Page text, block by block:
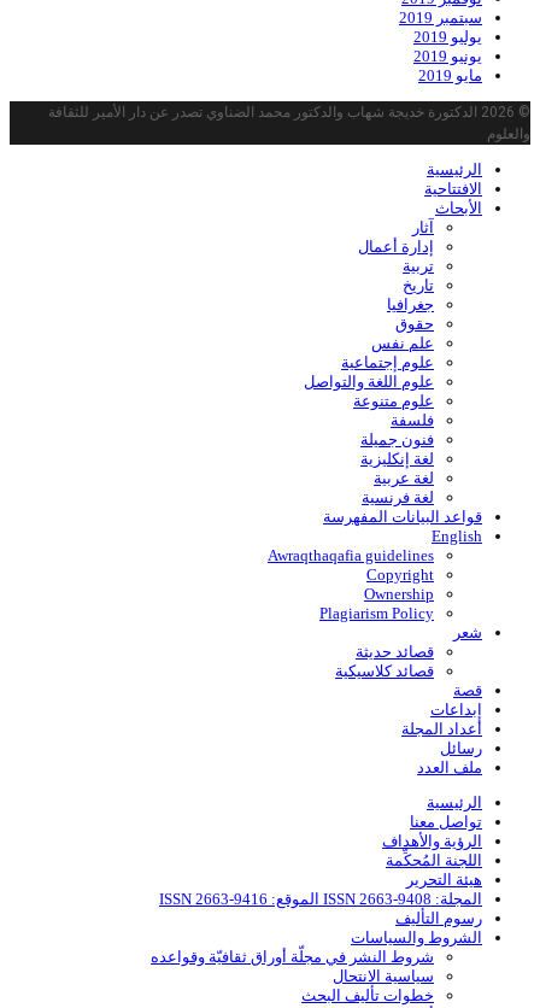
سبتمبر 2019
يوليو 2019
يونيو 2019
مايو 2019
© 2026 الدكتورة خديجة شهاب والدكتور محمد الضناوي تصدر عن دار الأمير للثقافة
والعلوم
الرئيسية
الافتتاحية
الأبحاث
آثار
إدارة أعمال
تربية
تاريخ
جغرافيا
حقوق
علم نفس
علوم إجتماعية
علوم اللغة والتواصل
علوم متنوعة
فلسفة
فنون جميلة
لغة إنكليزية
لغة عربية
لغة فرنسية
قواعد البیانات المفهرسة
English
Awraqthaqafia guidelines
Copyright
Ownership
Plagiarism Policy
شعر
قصائد حديثة
قصائد كلاسيكية
قصة
إبداعات
أعداد المجلة
رسائل
ملف العدد
الرئيسية
تواصل معنا
الرؤية والأهداف
اللجنة المُحكِّمة
هيئة التحرير
المجلة: ISSN 2663-9408 الموقع: ISSN 2663-9416
رسوم التأليف
الشروط والسياسات
شروط النشر في مجلّة أوراق ثقافيّة وقواعده
سياسية الانتحال
خطوات تأليف البحث